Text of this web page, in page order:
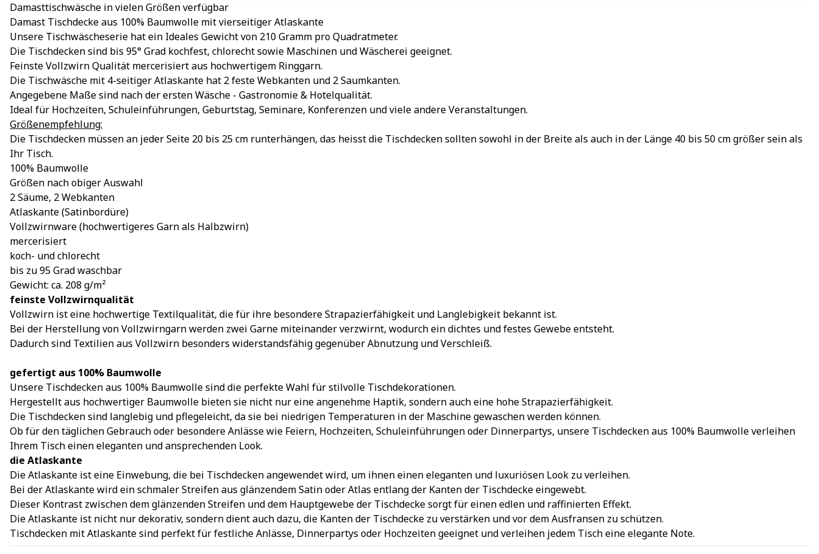
Damasttischwäsche in vielen Größen verfügbar
Damast Tischdecke aus 100% Baumwolle mit vierseitiger Atlaskante
Unsere Tischwäscheserie hat ein Ideales Gewicht von 210 Gramm pro Quadratmeter.
Die Tischdecken sind bis 95° Grad kochfest, chlorecht sowie Maschinen und Wäscherei geeignet.
Feinste Vollzwirn Qualität mercerisiert aus hochwertigem Ringgarn.
Die Tischwäsche mit 4-seitiger Atlaskante hat 2 feste Webkanten und 2 Saumkanten.
Angegebene Maße sind nach der ersten Wäsche - Gastronomie & Hotelqualität.
Ideal für Hochzeiten, Schuleinführungen, Geburtstag, Seminare, Konferenzen und viele andere Veranstaltungen.
Größenempfehlung:
Die Tischdecken müssen an jeder Seite 20 bis 25 cm runterhängen, das heisst die Tischdecken sollten sowohl in der Breite als auch in der Länge 40 bis 50 cm größer sein als
Ihr Tisch.
100% Baumwolle
Größen nach obiger Auswahl
2 Säume, 2 Webkanten
Atlaskante (Satinbordüre)
Vollzwirnware (hochwertigeres Garn als Halbzwirn)
mercerisiert
koch- und chlorecht
bis zu 95 Grad waschbar
Gewicht: ca. 208 g/m²
feinste Vollzwirnqualität
Vollzwirn ist eine hochwertige Textilqualität, die für ihre besondere Strapazierfähigkeit und Langlebigkeit bekannt ist.
Bei der Herstellung von Vollzwirngarn werden zwei Garne miteinander verzwirnt, wodurch ein dichtes und festes Gewebe entsteht.
Dadurch sind Textilien aus Vollzwirn besonders widerstandsfähig gegenüber Abnutzung und Verschleiß.
gefertigt aus 100% Baumwolle
Unsere Tischdecken aus 100% Baumwolle sind die perfekte Wahl für stilvolle Tischdekorationen.
Hergestellt aus hochwertiger Baumwolle bieten sie nicht nur eine angenehme Haptik, sondern auch eine hohe Strapazierfähigkeit.
Die Tischdecken sind langlebig und pflegeleicht, da sie bei niedrigen Temperaturen in der Maschine gewaschen werden können.
Ob für den täglichen Gebrauch oder besondere Anlässe wie Feiern, Hochzeiten, Schuleinführungen oder Dinnerpartys, unsere Tischdecken aus 100% Baumwolle verleihen
Ihrem Tisch einen eleganten und ansprechenden Look.
die Atlaskante
Die Atlaskante ist eine Einwebung, die bei Tischdecken angewendet wird, um ihnen einen eleganten und luxuriösen Look zu verleihen.
Bei der Atlaskante wird ein schmaler Streifen aus glänzendem Satin oder Atlas entlang der Kanten der Tischdecke eingewebt.
Dieser Kontrast zwischen dem glänzenden Streifen und dem Hauptgewebe der Tischdecke sorgt für einen edlen und raffinierten Effekt.
Die Atlaskante ist nicht nur dekorativ, sondern dient auch dazu, die Kanten der Tischdecke zu verstärken und vor dem Ausfransen zu schützen.
Tischdecken mit Atlaskante sind perfekt für festliche Anlässe, Dinnerpartys oder Hochzeiten geeignet und verleihen jedem Tisch eine elegante Note.